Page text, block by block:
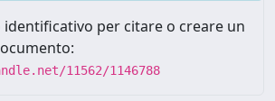
identificativo per citare o creare un
11562/1146788